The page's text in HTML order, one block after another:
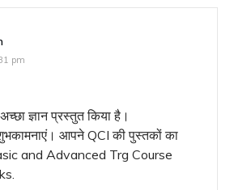
pm
ज्ञान प्रस्तुत किया है।
आपने QCI की पुस्तकों का
and Advanced Trg Course